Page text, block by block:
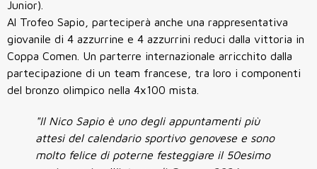
Junior).
Al Trofeo Sapio, parteciperà anche una rappresentativa
giovanile di 4 azzurrine e 4 azzurrini reduci dalla vittoria in
Coppa Comen. Un parterre internazionale arricchito dalla
partecipazione di un team francese, tra loro i componenti
del bronzo olimpico nella 4x100 mista.
"Il Nico Sapio è uno degli appuntamenti più
attesi del calendario sportivo genovese e sono
molto felice di poterne festeggiare il 50esimo